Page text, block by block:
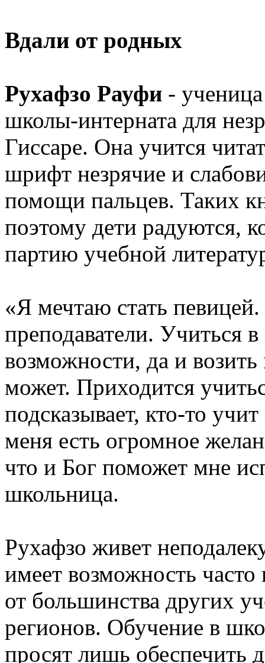
Вдали от родных
Рухафзо Рауфи -
школы-интерната для
Гиссаре. Она учится
шрифт незрячие и
помощи пальцев. Таких
поэтому дети радуются,
партию учебной
«Я мечтаю стать
преподаватели. Учиться
возможности, да и
может. Приходится
подсказывает, кто-то
меня есть огромное
что и Бог поможет мне
школьница.
Рухафзо живет
имеет возможность
от большинства других
регионов. Обучение в
просят лишь обеспечить